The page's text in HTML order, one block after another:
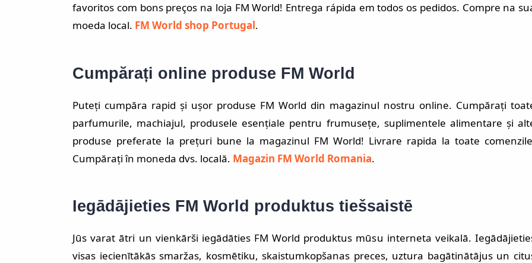
favoritos com bons preços na loja FM World! Entrega rápida em todos os pedidos. Compre na
moeda local. FM World shop Portugal.
Cumpărați online produse FM World
Puteți cumpăra rapid și ușor produse FM World din magazinul nostru online. Cumpărați
parfumurile, machiajul, produsele esențiale pentru frumusețe, suplimentele alimentare și
produse preferate la prețuri bune la magazinul FM World! Livrare rapida la toate
Cumpărați în moneda dvs. locală. Magazin FM World Romania.
Iegādājieties FM World produktus tiešsaistē
Jūs varat ātri un vienkārši iegādāties FM World produktus mūsu interneta veikalā.
visas iecienītākās smaržas, kosmētiku, skaistumkopšanas preces, uztura bagātinātājus un